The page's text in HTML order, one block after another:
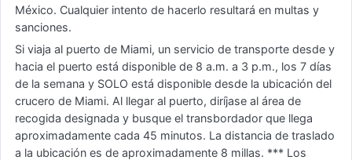
México. Cualquier intento de hacerlo resultará en multas y
sanciones.
Si viaja al puerto de Miami, un servicio de transporte desde y
hacia el puerto está disponible de 8 a.m. a 3 p.m., los 7 días
de la semana y SOLO está disponible desde la ubicación del
crucero de Miami. Al llegar al puerto, diríjase al área de
recogida designada y busque el transbordador que llega
aproximadamente cada 45 minutos. La distancia de traslado
a la ubicación es de aproximadamente 8 millas. *** Los